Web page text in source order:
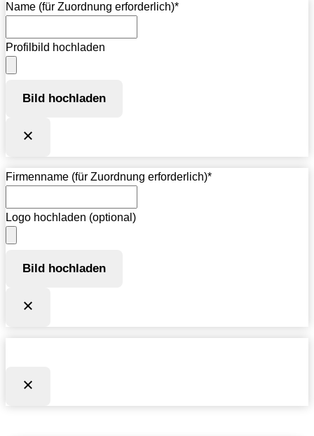
Name (für Zuordnung erforderlich)*
Profilbild hochladen
Bild hochladen
Firmenname (für Zuordnung erforderlich)*
Logo hochladen (optional)
Bild hochladen